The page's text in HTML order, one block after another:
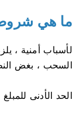
ما هي
لأسباب أمنية ،
السحب ، بغض
الحد الأدنى للمبلغ